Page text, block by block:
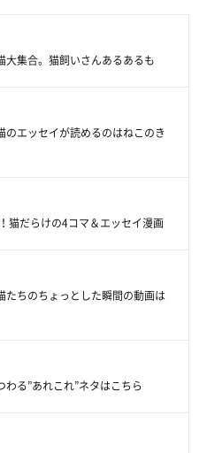
集合。猫飼いさんあるあるも
エッセイが読めるのはねこのき
猫だらけの4コマ＆エッセイ漫画
ちのちょっとした瞬間の動画は
る”あれこれ”ネタはこちら